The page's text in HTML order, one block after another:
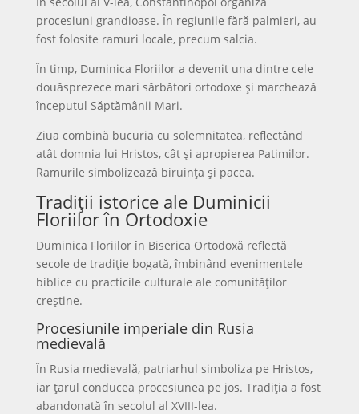
procesiuni grandioase. În regiunile fără palmieri, au
fost folosite ramuri locale, precum salcia.
În timp, Duminica Floriilor a devenit una dintre cele
douăsprezece mari sărbători ortodoxe și marchează
începutul Săptămânii Mari.
Ziua combină bucuria cu solemnitatea, reflectând
atât domnia lui Hristos, cât și apropierea Patimilor.
Ramurile simbolizează biruința și pacea.
Tradiții istorice ale Duminicii
Floriilor în Ortodoxie
Duminica Floriilor în Biserica Ortodoxă reflectă
secole de tradiție bogată, îmbinând evenimentele
biblice cu practicile culturale ale comunităților
creștine.
Procesiunile imperiale din Rusia
medievală
În Rusia medievală, patriarhul simboliza pe Hristos,
iar țarul conducea procesiunea pe jos. Tradiția a fost
abandonată în secolul al XVIII-lea.